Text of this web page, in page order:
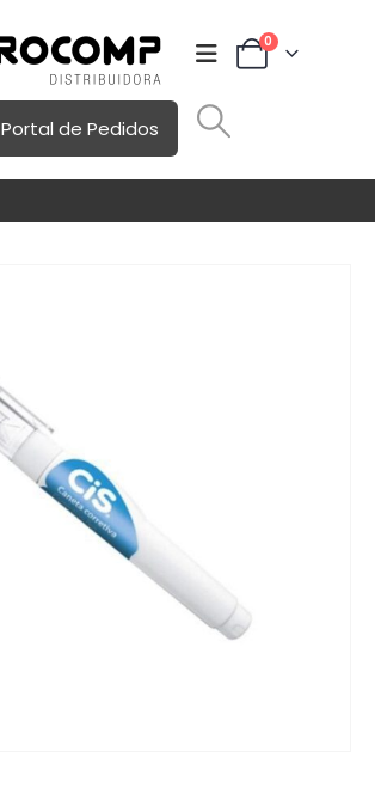
0
Portal de Pedidos